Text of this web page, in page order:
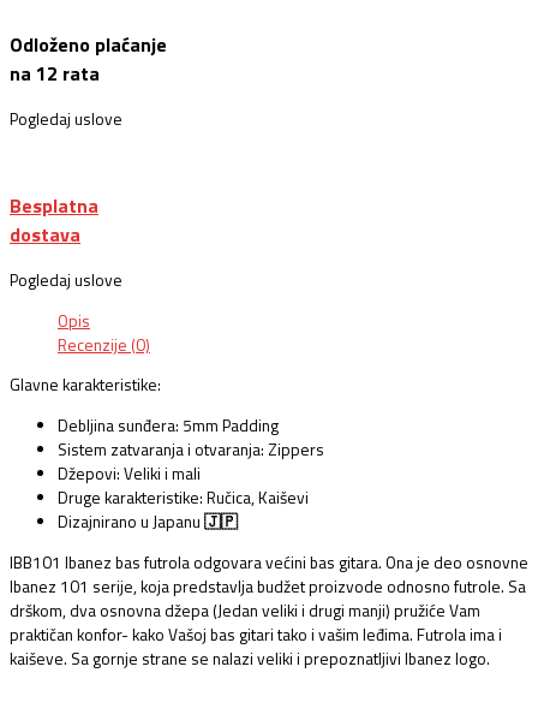
Odloženo plaćanje
na 12 rata
Pogledaj uslove
Besplatna
dostava
Pogledaj uslove
Opis
Recenzije (0)
Glavne karakteristike:
Debljina sunđera: 5mm Padding
Sistem zatvaranja i otvaranja: Zippers
Džepovi: Veliki i mali
Druge karakteristike: Ručica, Kaiševi
Dizajnirano u Japanu 🇯🇵
IBB101 Ibanez bas futrola odgovara većini bas gitara. Ona je deo osnovne
Ibanez 101 serije, koja predstavlja budžet proizvode odnosno futrole. Sa
drškom, dva osnovna džepa (Jedan veliki i drugi manji) pružiće Vam
praktičan konfor- kako Vašoj bas gitari tako i vašim leđima. Futrola ima i
kaiševe. Sa gornje strane se nalazi veliki i prepoznatljivi Ibanez logo.